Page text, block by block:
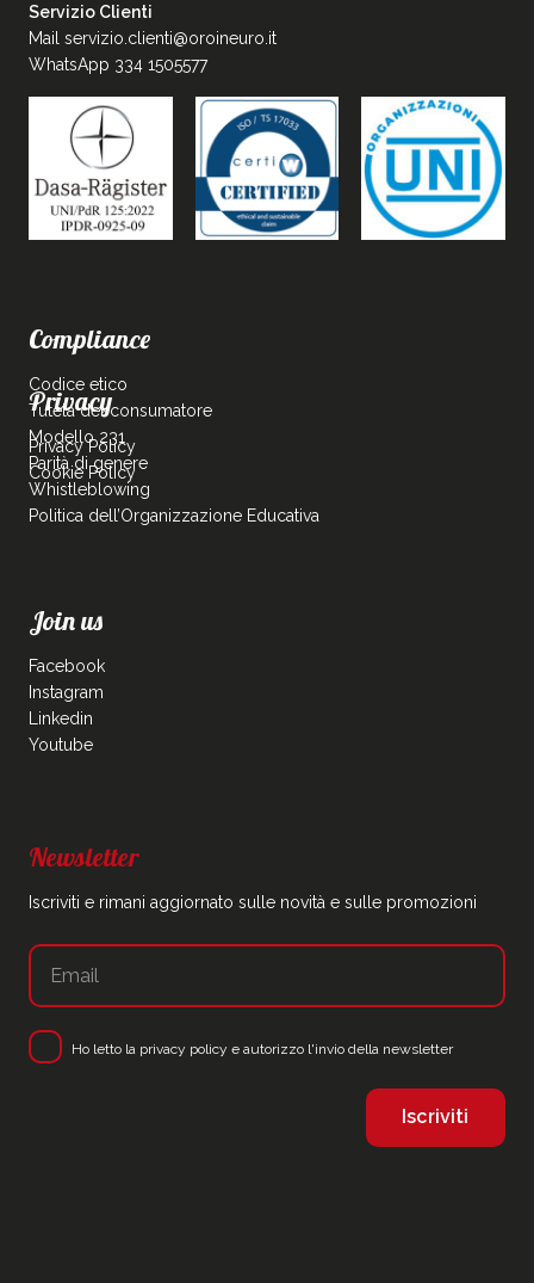
Servizio Clienti
Mail servizio.clienti@oroineuro.it
WhatsApp 334 1505577
Compliance
Codice etico
Tutela del consumatore
Modello 231
Parità di genere
Whistleblowing
Politica dell’Organizzazione Educativa
Privacy
Privacy Policy
Cookie Policy
Join us
Facebook
Instagram
Linkedin
Youtube
Newsletter
Iscriviti e rimani aggiornato sulle novità e sulle promozioni
Ho letto la privacy policy e autorizzo l'invio della newsletter